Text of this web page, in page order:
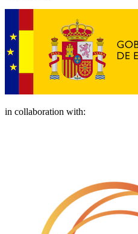
in collaboration with: